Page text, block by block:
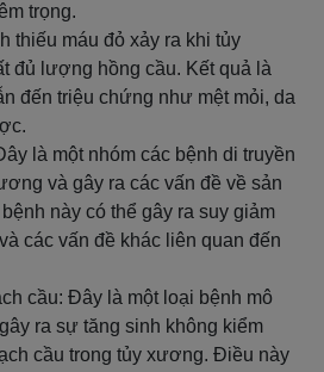
trọng.
thiếu máu đỏ xảy ra khi tủy
đủ lượng hồng cầu. Kết quả là
đến triệu chứng như mệt mỏi, da
là một nhóm các bệnh di truyền
và gây ra các vấn đề về sản
này có thể gây ra suy giảm
các vấn đề khác liên quan đến
cầu: Đây là một loại bệnh mô
ra sự tăng sinh không kiểm
cầu trong tủy xương. Điều này